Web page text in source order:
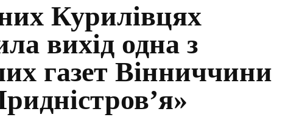
Курилівцях
вихід одна з
газет Вінниччини